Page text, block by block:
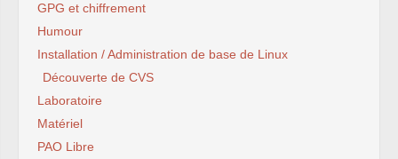
GPG et chiffrement
Humour
Installation / Administration de base de Linux
Découverte de CVS
Laboratoire
Matériel
PAO Libre